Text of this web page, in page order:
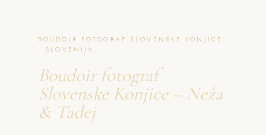
BOUDOIR FOTOGRAF SLOVENSKE KONJICE
· SLOVENIJA
Boudoir fotograf
Slovenske Konjice – Neža
& Tadej